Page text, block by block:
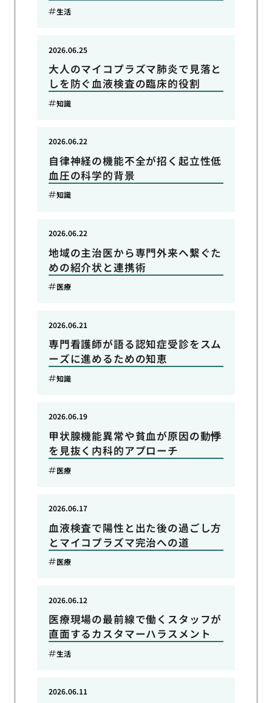
生活
大人のマイコプラズマ肺炎で見落と
しを防ぐ血液検査の臨床的役割
2026.06.25
知識
自律神経の機能不全が招く起立性低
血圧の科学的背景
2026.06.22
知識
地域の主治医から専門外来へ繋ぐた
めの紹介状と連携術
2026.06.22
医療
専門看護師が語る認知症受診をスム
ーズに進めるための知恵
2026.06.21
知識
甲状腺機能異常や貧血が原因の動悸
を見抜く内科的アプローチ
2026.06.19
医療
血液検査で陽性と出た後の過ごし方
とマイコプラズマ完治への道
2026.06.17
医療
医療現場の最前線で働くスタッフが
直面するカスタマーハラスメント
2026.06.12
生活
2026.06.11